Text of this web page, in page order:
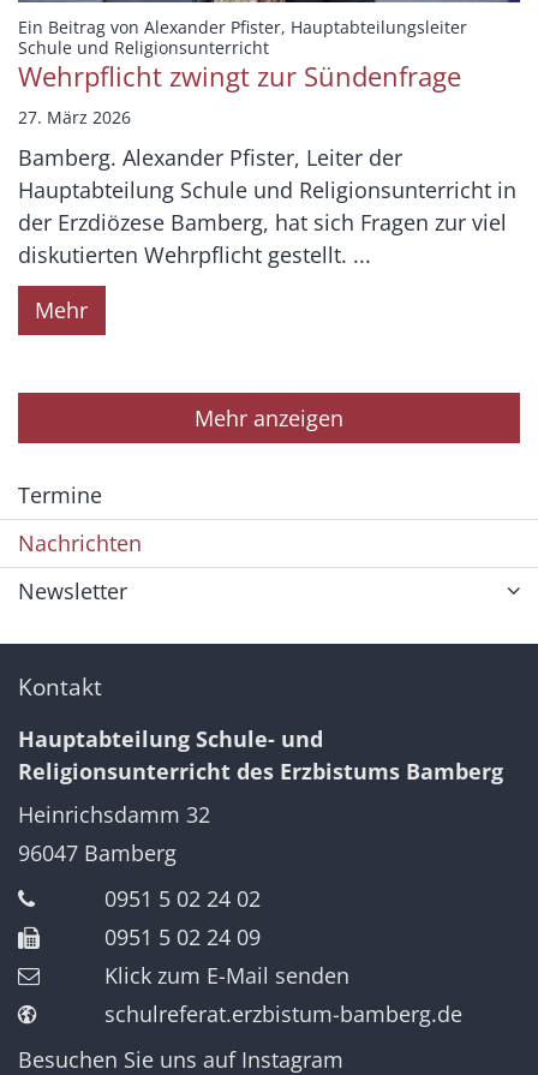
Ein Beitrag von Alexander Pfister, Hauptabteilungsleiter
Schule und Religionsunterricht:
Wehrpflicht zwingt zur Sündenfrage
27. März 2026
Bamberg. Alexander Pfister, Leiter der
Hauptabteilung Schule und Religionsunterricht in
der Erzdiözese Bamberg, hat sich Fragen zur viel
diskutierten Wehrpflicht gestellt. ...
Mehr
Mehr anzeigen
Termine
Nachrichten
Newsletter
Kontakt
Hauptabteilung Schule- und
Religionsunterricht des Erzbistums Bamberg
Heinrichsdamm 32
96047 Bamberg
0951 5 02 24 02
0951 5 02 24 09
Klick zum E-Mail senden
schulreferat.erzbistum-bamberg.de
Besuchen Sie uns auf Instagram